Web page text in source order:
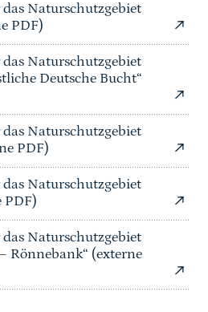
Naturschutzgebiet
PDF)
Naturschutzgebiet
Deutsche Bucht“
Naturschutzgebiet
PDF)
Naturschutzgebiet
PDF)
Naturschutzgebiet
Rönnebank“ (externe